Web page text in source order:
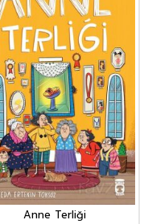
Anne Terliği